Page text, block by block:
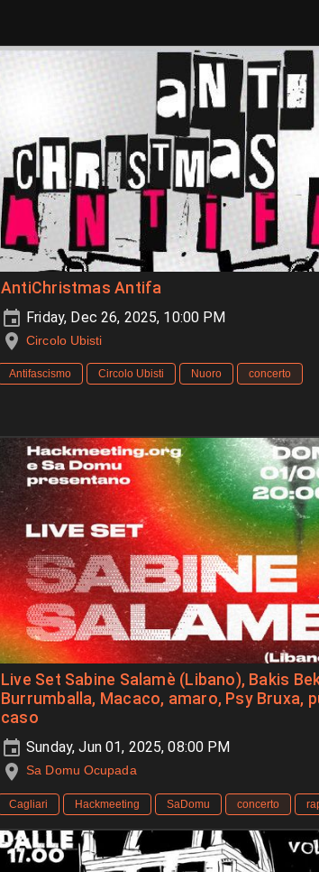
AntiChristmas Antifa
Friday, Dec 26, 2025, 10:00 PM
Circolo Ubisti
Antifascismo Circolo Ubisti Nuoro concerto
Live Set Sabine Salamè (Libano), Bakis
Burrumballa, Macaco, amaro, Psy Bruxa,
caso
Sunday, Jun 01, 2025, 08:00 PM
Sa Domu Ocupada
Cagliari Hackmeeting SaDomu concerto